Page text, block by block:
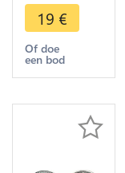
Elizabeth II
1980 Silver
Proof ->M
Offer
19 €
Of doe
een bod